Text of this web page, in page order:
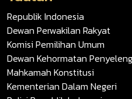
Republik Indonesia
Dewan Perwakilan Rakyat
Komisi Pemilihan Umum
Dewan Kehormatan
Mahkamah Konstitusi
Kementerian Dalam Negeri